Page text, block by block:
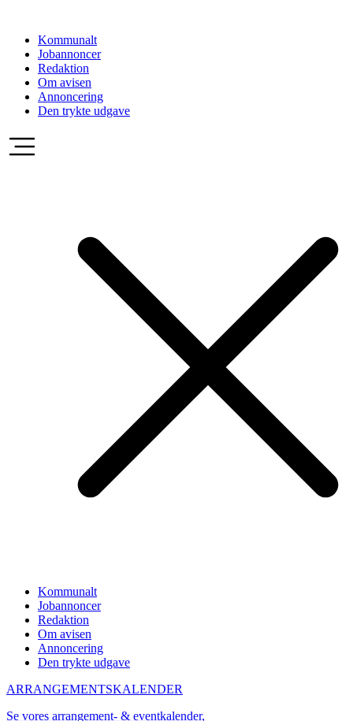
indholdKommunalt
Jobannoncer
Redaktion
Om avisen
Annoncering
Den trykte udgave
Kommunalt
Jobannoncer
Redaktion
Om avisen
Annoncering
Den trykte udgave
ARRANGEMENTSKALENDER
Se vores arrangement- & eventkalender,